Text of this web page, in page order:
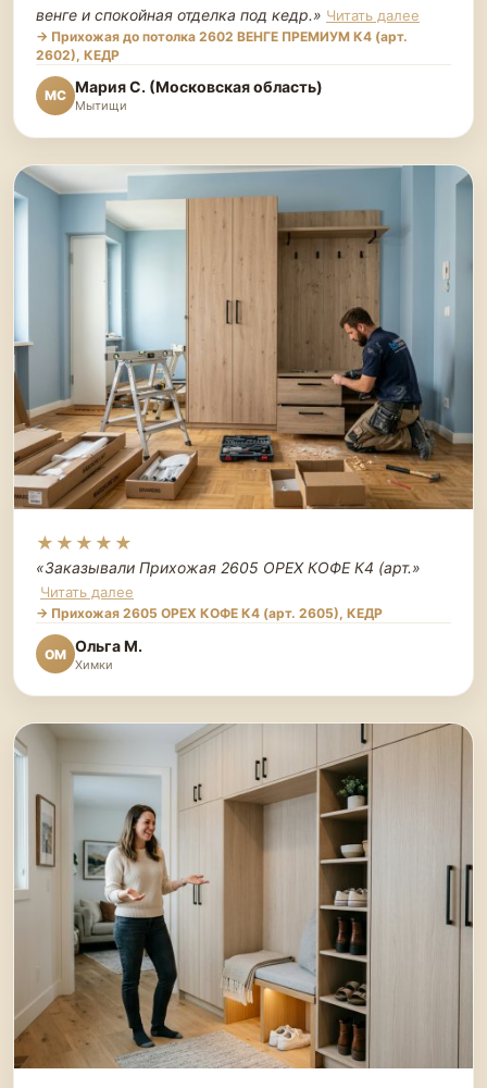
венге и спокойная отделка под кедр.» Читать далее
→ Прихожая до потолка 2602 ВЕНГЕ ПРЕМИУМ К4 (арт.
2602), КЕДР
МС Мария С. (Московская область)
Мытищи
★★★★★
«Заказывали Прихожая 2605 ОРЕХ КОФЕ К4 (арт.»
Читать далее
→ Прихожая 2605 ОРЕХ КОФЕ К4 (арт. 2605), КЕДР
ОМ Ольга М.
Химки